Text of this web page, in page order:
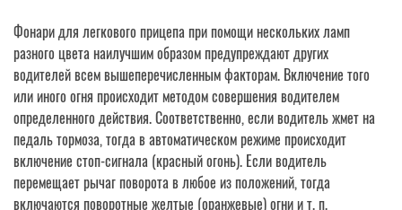
Фонари для легкового прицепа при помощи нескольких ламп
разного цвета наилучшим образом предупреждают других
водителей всем вышеперечисленным факторам. Включение того
или иного огня происходит методом совершения водителем
определенного действия. Соответственно, если водитель жмет на
педаль тормоза, тогда в автоматическом режиме происходит
включение стоп-сигнала (красный огонь). Если водитель
перемещает рычаг поворота в любое из положений, тогда
включаются поворотные желтые (оранжевые) огни и т. п.